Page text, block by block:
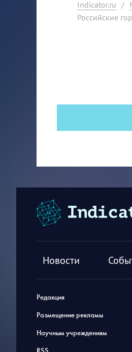
Indicator.ru /
Российские
Новости
Редакция
Размещение рекламы
Научным учреждениям